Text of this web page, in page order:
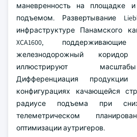
маневренность на площадке
подъемом. Развертывание
инфраструктуре Панамского
XCA1600, поддерживающие
железнодорожный коридор
иллюстрируют
Дифференциация продукции
конфигурациях качающейся
радиусе подъема при
телеметрическом
оптимизации аутригеров.